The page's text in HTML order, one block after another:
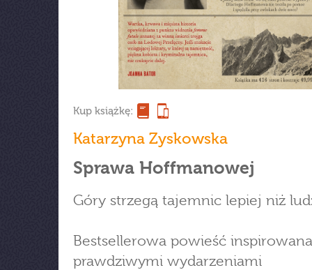
Kup książkę:
Katarzyna Zyskowska
Sprawa Hoffmanowej
Góry strzegą tajemnic lepiej niż
Bestsellerowa powieść inspirowana
prawdziwymi wydarzeniami